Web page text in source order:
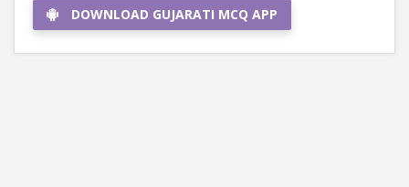
DOWNLOAD GUJARATI MCQ APP